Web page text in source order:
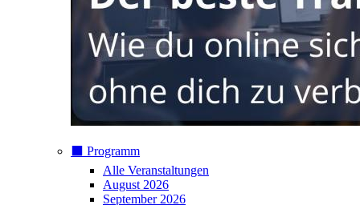
⬛️ Programm
Alle Veranstaltungen
August 2026
September 2026